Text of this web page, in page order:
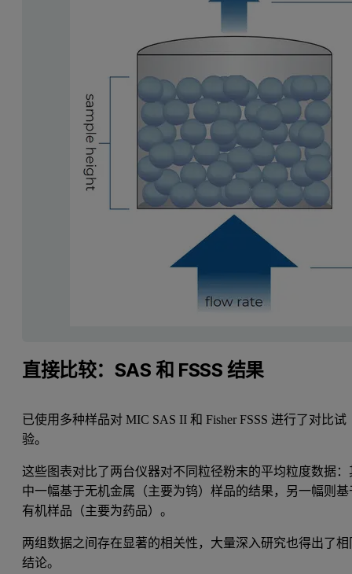
直接比较：SAS 和 FSSS 结果
已使用多种样品对 MIC SAS II 和 Fisher FSSS 进行了对比试
验。
这些图表对比了两台仪器对不同粒径粉末的平均粒度数据：
中一幅基于无机金属（主要为钨）样品的结果，另一幅则基
有机样品（主要为药品）。
两组数据之间存在显著的相关性，大量深入研究也得出了相
结论。